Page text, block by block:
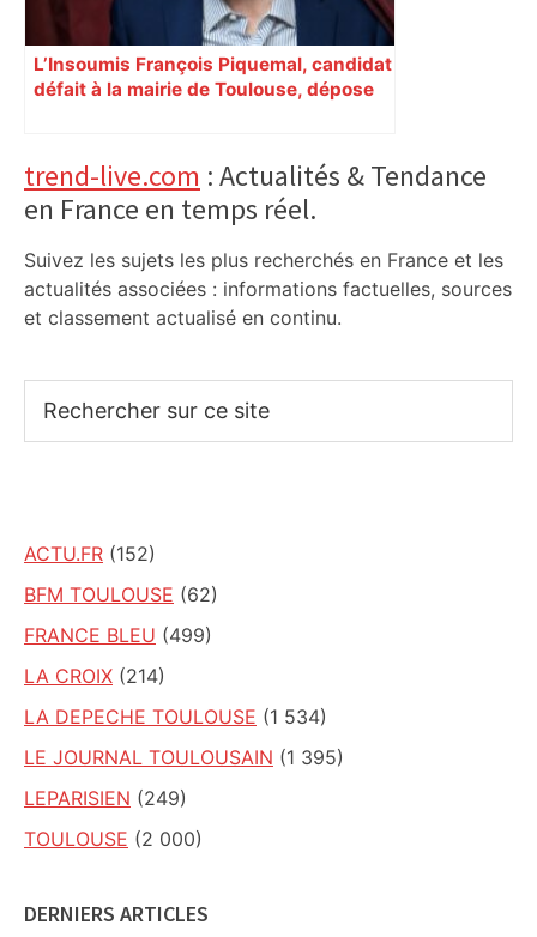
L’Insoumis François Piquemal, candidat
défait à la mairie de Toulouse, dépose
Primary
Sidebar
trend-live.com : Actualités & Tendance
en France en temps réel.
Suivez les sujets les plus recherchés en France et les
actualités associées : informations factuelles, sources
et classement actualisé en continu.
sur
ACTU.FR (152)
BFM TOULOUSE (62)
FRANCE BLEU (499)
LA CROIX (214)
LA DEPECHE TOULOUSE (1 534)
LE JOURNAL TOULOUSAIN (1 395)
LEPARISIEN (249)
TOULOUSE (2 000)
DERNIERS ARTICLES